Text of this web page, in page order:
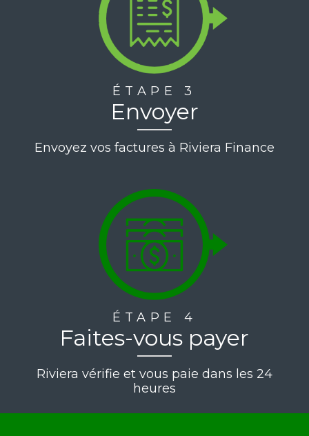
ÉTAPE 3
Envoyer
Envoyez vos factures à Riviera Finance
ÉTAPE 4
Faites-vous payer
Riviera vérifie et vous paie dans les 24
heures